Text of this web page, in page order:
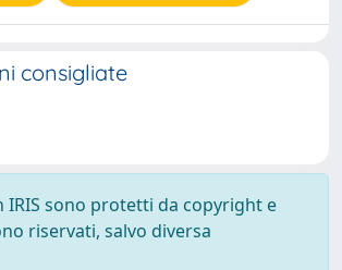
consigliate
IRIS sono protetti da copyright e
riservati, salvo diversa